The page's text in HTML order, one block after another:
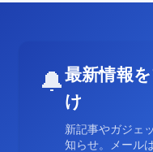
🔔最新情報
け
新記事やガジェ
知らせ。メール